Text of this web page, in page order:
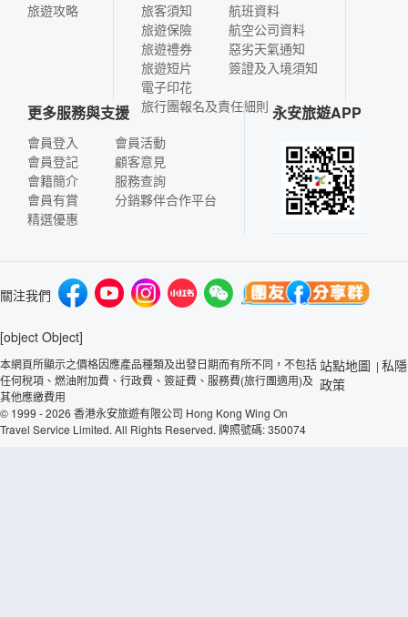
旅遊攻略
旅客須知
旅遊保險
旅遊禮券
旅遊短片
電子印花
航班資料
航空公司資料
惡劣天氣通知
簽證及入境須知
旅行團報名及責任細則
更多服務與支援
會員登入
會員登記
會籍簡介
會員有賞
精選優惠
會員活動
顧客意見
服務查詢
分銷夥伴合作平台
永安旅遊APP
關注我們
[object Object]
本網頁所顯示之價格因應產品種類及出發日期而有所不同，不包括
任何稅項、燃油附加費、行政費、簽証費、服務費(旅行團適用)及
其他應繳費用
© 1999 - 2026 香港永安旅遊有限公司 Hong Kong Wing On
Travel Service Limited. All Rights Reserved. 牌照號碼: 350074
站點地圖 | 私隱
政策